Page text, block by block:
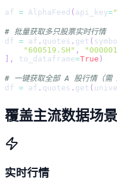
af = AlphaFeed ( api_key=
# 批量获取多只股票实时行情
df = af . quotes . get (
"600519.SH" ,
, to_dataframe=True )
# 一键获取全部 A 股行情（
df = af . quotes . get (
覆盖主流数据场景
实时行情